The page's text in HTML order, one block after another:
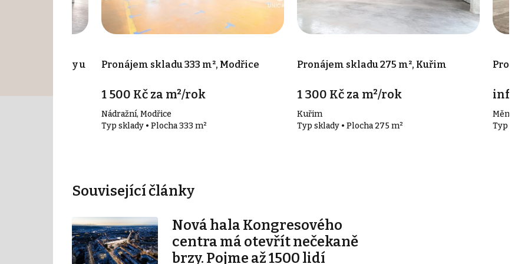
m², Hrušovany u
Pronájem skladu 333 m², Modřice
1 500 Kč za m²/rok
Nádražní, Modřice
Typ sklady • Plocha 333 m²
Pronájem skladu 275 m², Kuřim
1 300 Kč za m²/rok
Kuřim
Typ sklady • Plocha 275 m²
info v
Měnín
Typ
Související články
Nová hala Kongresového
centra má otevřít nečekaně
brzy. Pojme až 1500 lidí